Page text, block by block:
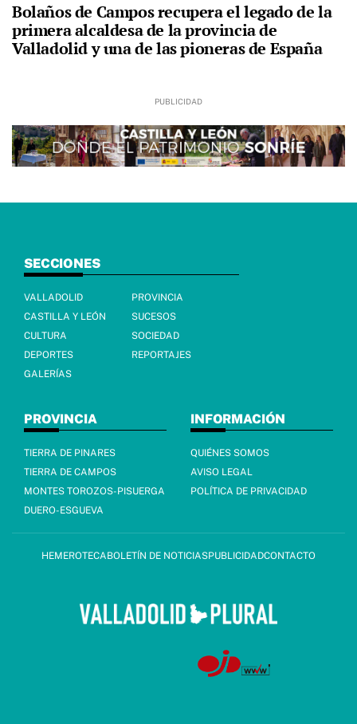
Bolaños de Campos recupera el legado de la
primera alcaldesa de la provincia de
Valladolid y una de las pioneras de España
SECCIONES
VALLADOLID
PROVINCIA
CASTILLA Y LEÓN
SUCESOS
CULTURA
SOCIEDAD
DEPORTES
REPORTAJES
GALERÍAS
PROVINCIA
TIERRA DE PINARES
TIERRA DE CAMPOS
MONTES TOROZOS-PISUERGA
DUERO-ESGUEVA
INFORMACIÓN
QUIÉNES SOMOS
AVISO LEGAL
POLÍTICA DE PRIVACIDAD
HEMEROTECABOLETÍN DE NOTICIASPUBLICIDADCONTACTO